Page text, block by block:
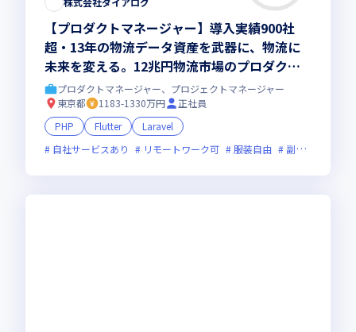
【プロダクトマネージャー】導入実績900社
超・13年の物流データ資産を武器に、物流に
未来を変える。12兆円物流市場のプロダクト
戦略PdM第一号【フレックスタイム制・ハイ
ブリッド勤務】
プロダクトマネージャー、プロジェクトマネージャー
東京都
1183-1330万円
正社員
PHP
Flutter
Laravel
自社サービスあり
リモートワーク可 服装自由 副業可